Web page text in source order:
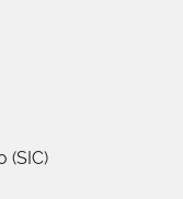
(SIC)